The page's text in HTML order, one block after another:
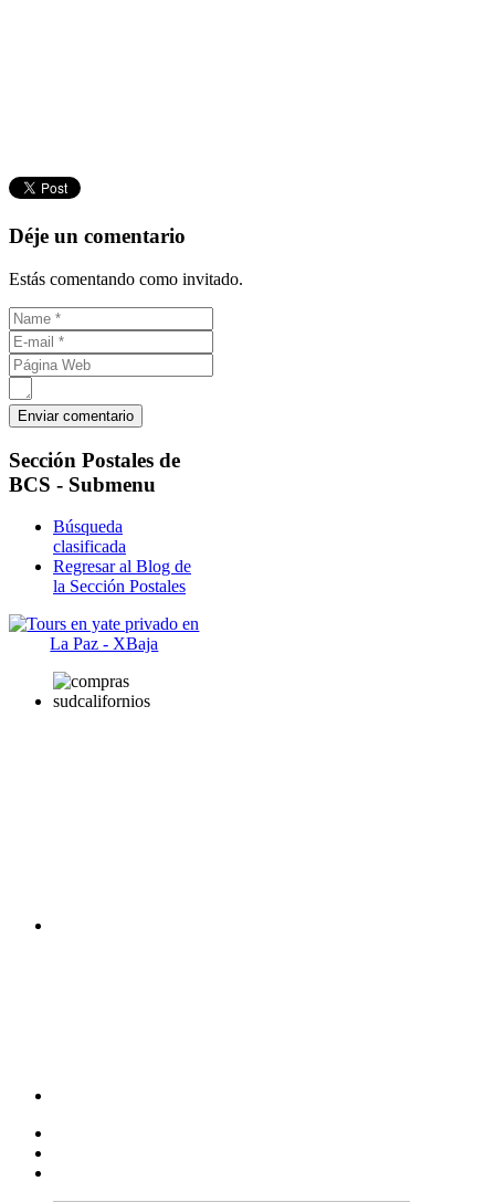
Déje un comentario
Estás comentando como invitado.
Sección Postales de
BCS - Submenu
Búsqueda
clasificada
Regresar al Blog de
la Sección Postales